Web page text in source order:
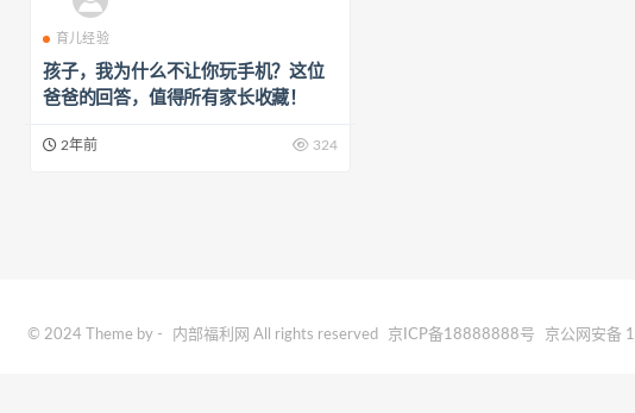
育儿经验
孩子，我为什么不让你玩手机？这位
爸爸的回答，值得所有家长收藏！
2年前 324
© 2024 Theme by - 内部福利网 All rights reserved 京ICP备18888888号 京公网安备